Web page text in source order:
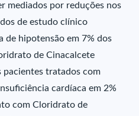
mediados por reduções nos
de estudo clínico
de hipotensão em 7% dos
de Cinacalcete
pacientes tratados com
cardíaca em 2%
com Cloridrato de